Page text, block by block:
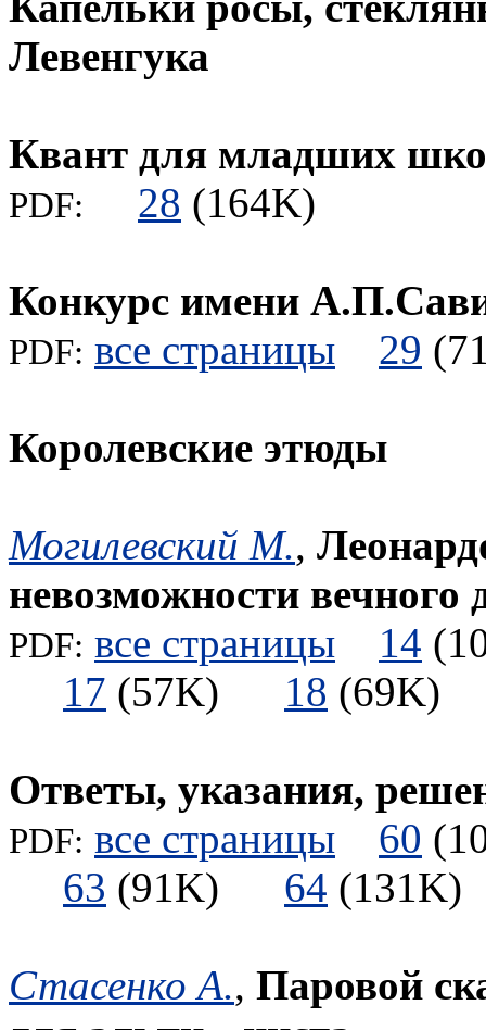
Левенгука
Квант для младших
PDF: 28 (164K)
Конкурс имени
PDF: все страницы 29
Королевские этюды
Могилевский М.,
невозможности вечного
PDF: все страницы 14
17 (57K) 18
Ответы, указания,
PDF: все страницы 60
63 (91K) 64
Стасенко А., Паровой